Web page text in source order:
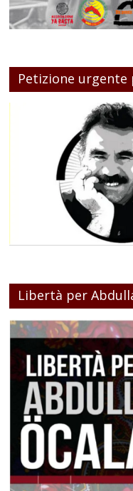
Petizione urgente
Libertà per